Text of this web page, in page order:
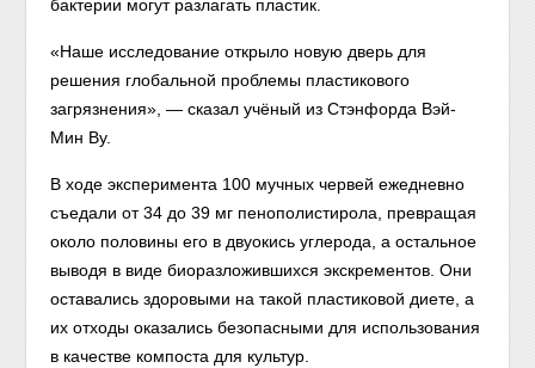
бактерии могут разлагать пластик.
«Наше исследование открыло новую дверь для
решения глобальной проблемы пластикового
загрязнения», — сказал учёный из Стэнфорда Вэй-
Мин Ву.
В ходе эксперимента 100 мучных червей ежедневно
съедали от 34 до 39 мг пенополистирола, превращая
около половины его в двуокись углерода, а остальное
выводя в виде биоразложившихся экскрементов. Они
оставались здоровыми на такой пластиковой диете, а
их отходы оказались безопасными для использования
в качестве компоста для культур.